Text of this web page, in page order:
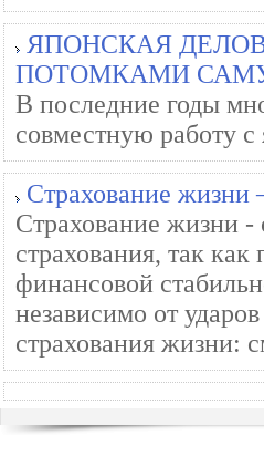
ЯПОНСКАЯ
ПОТОМКАМИ
В последние годы
совместную работу
Страхование жизни
Страхование жизни -
страхования, так
финансовой
независимо от
страхования жизни: